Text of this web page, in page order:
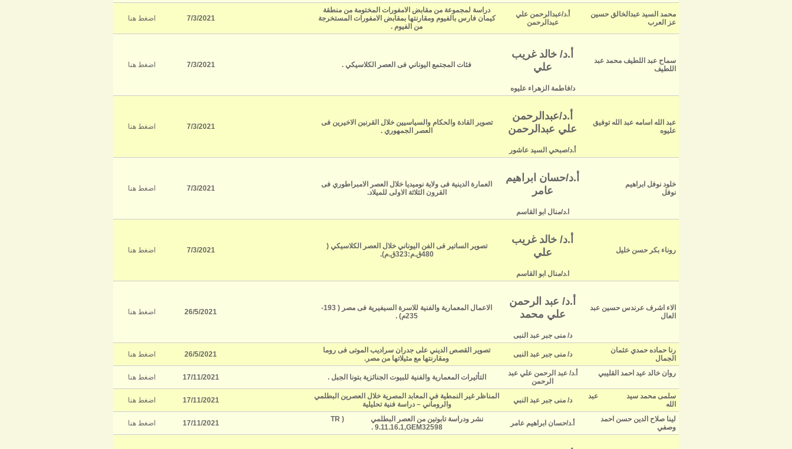
محمد السيد عبدالخالق حسين
عز العرب
أ.د/عبدالرحمن علي
عبدالرحمن
دراسة لمجموعة من مقابض الامفورات المختومة من منطقة
كيمان فارس بالفيوم ومقارنتها بمقابض الامفورات المستخرجة
من الفيوم .
7/3/2021 اضغط هنا
سماح عبد اللطيف محمد عبد
اللطيف
أ.د/ خالد غريب
علي
د/فاطمة الزهراء عليوه
فئات المجتمع اليوناني فى العصر الكلاسيكي .
7/3/2021 اضغط هنا
عبد الله اسامه عبد الله توفيق
عليوه
أ.د/عبدالرحمن
علي عبدالرحمن
أ.د/صبحي السيد عاشور
تصوير القادة والحكام والسياسيين خلال القرنين الاخيرين فى
العصر الجمهوري .
7/3/2021 اضغط هنا
خلود نوفل ابراهيم
نوفل
أ.د/حسان ابراهيم
عامر
ا.د/منال ابو القاسم
العمارة الدينية فى ولاية نوميديا خلال العصر الامبراطوري فى
القرون الثلاثة الاولى للميلاد.
7/3/2021 اضغط هنا
روناء بكر حسن خليل
أ.د/ خالد غريب
علي
ا.د/منال ابو القاسم
تصوير الساتير فى الفن اليوناني خلال العصر الكلاسيكي (
480ق.م:323ق.م).
7/3/2021 اضغط هنا
الاء اشرف عرندس حسين عبد
العال
أ.د/ عبد الرحمن
علي محمد
د/ منى جبر عبد النبى
الاعمال المعمارية والفنية للاسرة السيفيرية فى مصر ( 193-
235م) .
26/5/2021 اضغط هنا
رنا حماده حمدي عثمان
الجمال
د/ منى جبر عبد النبى
تصوير القصص الديني على جدران سراديب الموتى فى روما
ومقارنتها مع مثيلاتها من مصر.
26/5/2021 اضغط هنا
روان خالد عيد احمد القليبي
أ.د/ عبد الرحمن علي عبد
الرحمن
التأثيرات المعمارية والفنية للبيوت الجنائزية بتونا الجبل . 17/11/2021 اضغط هنا
سلمى محمد سيد عبد
الله
د/ منى جبر عبد النبي
المناظر غير النمطية في المعابد المصرية خلال العصرين البطلمي
والروماني – دراسة فنية تحليلية
17/11/2021 اضغط هنا
لينا صلاح الدين حسن احمد
وصفي
أ.د/حسان ابراهيم عامر نشر ودراسة تابوتين من العصر البطلمي ( TR
9.11.16.1‚GEM32598
.
17/11/2021 اضغط هنا